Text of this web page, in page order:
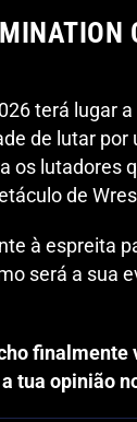
terá lugar
de lutar
os lutadores
de
à espreita
será a sua
finalmente
tua opinião